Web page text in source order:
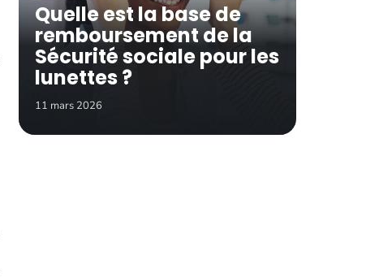
Quelle est la base de
remboursement de la
Sécurité sociale pour les
lunettes ?
11 mars 2026